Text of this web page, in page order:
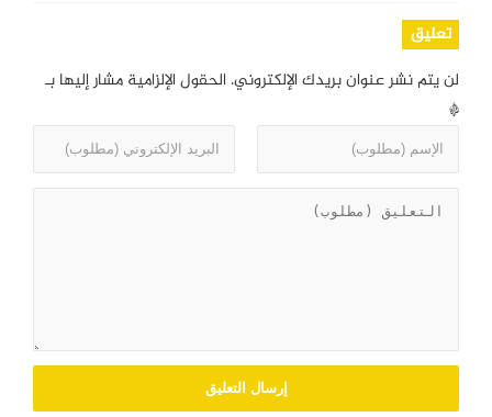
تعليق
لن يتم نشر عنوان بريدك الإلكتروني. الحقول الإلزامية مشار إليها بـ
*